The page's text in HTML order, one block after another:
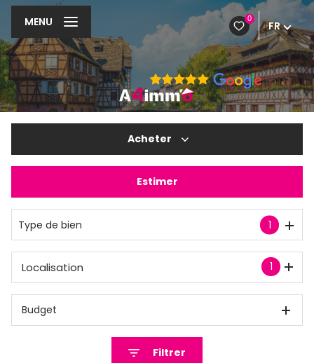
0
FR
MENU
Acheter
Estimer
Type de bien 1
1
Localisation
Budget
Filtrer